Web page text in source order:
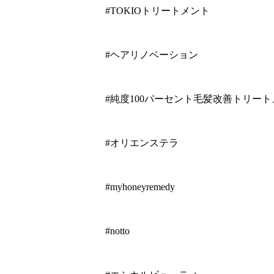
#TOKIOトリートメント
#ヘアリノベーション
#純度100パーセント毛髪改善トリー
#オリエンステラ
#myhoneyremedy
#notto